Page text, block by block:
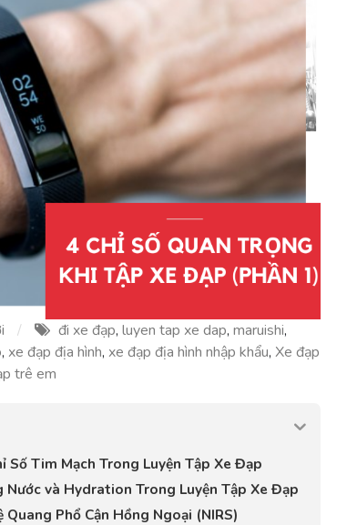
đi xe đạp, luyen tap xe dap, maruishi,
, xe đạp địa hình, xe đạp địa hình nhập khẩu, Xe đạp
trê em
Số Tim Mạch Trong Luyện Tập Xe Đạp
Nước và Hydration Trong Luyện Tập Xe Đạp
Phổ Cận Hồng Ngoại (NIRS)